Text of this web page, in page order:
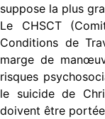
suppose la plus
Le CHSCT
Conditions de
marge de
risques
le suicide de
doivent être